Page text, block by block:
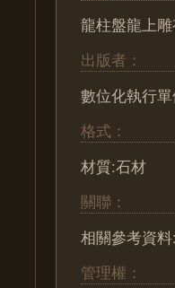
龍柱盤龍上雕
出版者：
數位化執行
格式：
材質:石材
關聯：
相關參考資
管理權：